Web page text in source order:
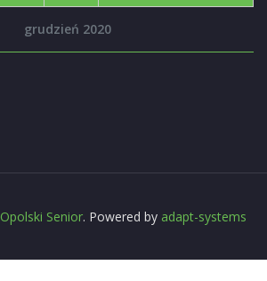
grudzień 2020
Opolski Senior. Powered by adapt-systems